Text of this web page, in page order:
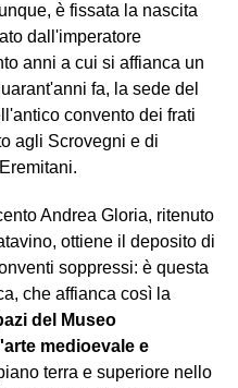
è fissata la nascita
dall'imperatore
anni a cui si affianca un
fa, la sede del
convento dei frati
agli Scrovegni e di
Andrea Gloria, ritenuto
ottiene il deposito di
soppressi: è questa
che affianca così la
del Museo
medioevale e
terra e superiore nello